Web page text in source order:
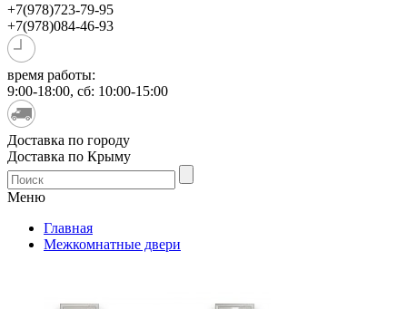
+7(978)723-79-95
+7(978)084-46-93
время работы:
9:00-18:00, сб: 10:00-15:00
Доставка по городу
Доставка по Крыму
Меню
Главная
Межкомнатные двери